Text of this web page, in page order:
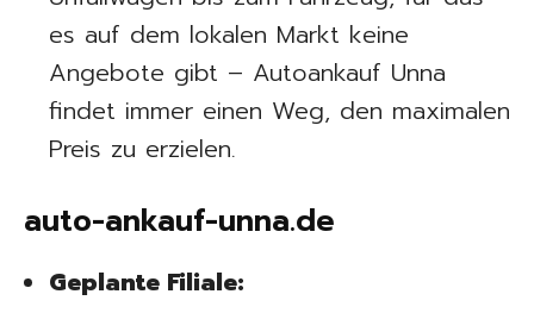
es auf dem lokalen Markt keine
Angebote gibt – Autoankauf Unna
findet immer einen Weg, den maximalen
Preis zu erzielen.
auto-ankauf-unna.de
Geplante Filiale: